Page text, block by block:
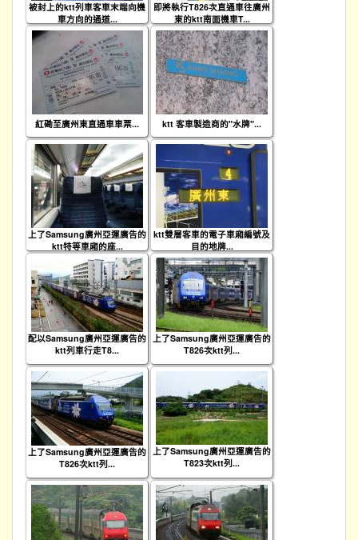
被封上的ktt列車客車末端向機
車方向的通道...
即將執行T826次直通車往廣州
東的ktt南面機車T...
紅磡至廣州東直通車車票... ktt 客車製造商的"水牌"...
上了Samsung廣州亞運廣告的
ktt特等車廂的座...
ktt雙層客車的電子車廂編號及
目的地牌...
配以Samsung廣州亞運廣告的
ktt列車行走T8...
上了Samsung廣州亞運廣告的
T826次ktt列...
上了Samsung廣州亞運廣告的
T826次ktt列...
上了Samsung廣州亞運廣告的
T823次ktt列...